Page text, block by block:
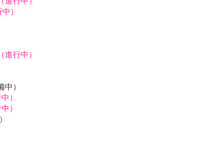
）
行中）
）
）
）